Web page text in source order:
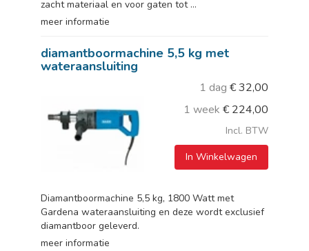
zacht materiaal en voor gaten tot ...
meer informatie
diamantboormachine 5,5 kg met
wateraansluiting
1 dag €32,00
1 week € 224,00
Incl. BTW
In Winkelwagen
Diamantboormachine 5,5 kg, 1800 Watt met
Gardena wateraansluiting en deze wordt exclusief
diamantboor geleverd.
meer informatie